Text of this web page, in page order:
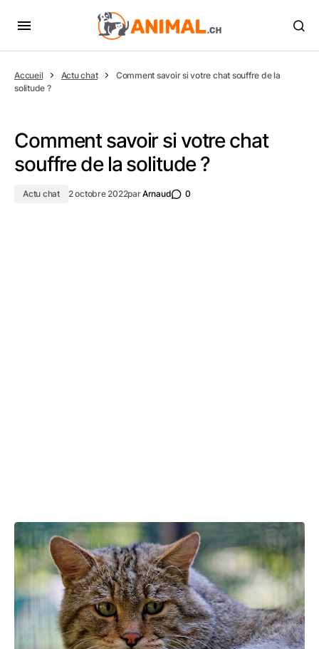
Accueil Actu chat
Comment savoir si votre chat souffre de la
solitude ?
Comment savoir si votre chat
souffre de la solitude ?
Actu chat 2 octobre 2022parArnaud 0